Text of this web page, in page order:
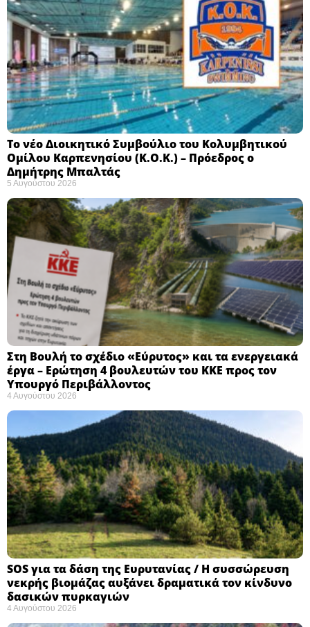
Το νέο Διοικητικό Συμβούλιο του Κολυμβητικού
Ομίλου Καρπενησίου (Κ.Ο.Κ.) – Πρόεδρος ο
Δημήτρης Μπαλτάς
5 Αυγούστου 2026
Στη Βουλή το σχέδιο «Εύρυτος» και τα ενεργειακά
έργα – Ερώτηση 4 βουλευτών του ΚΚΕ προς τον
Υπουργό Περιβάλλοντος
4 Αυγούστου 2026
SOS για τα δάση της Ευρυτανίας / Η συσσώρευση
νεκρής βιομάζας αυξάνει δραματικά τον κίνδυνο
δασικών πυρκαγιών
4 Αυγούστου 2026